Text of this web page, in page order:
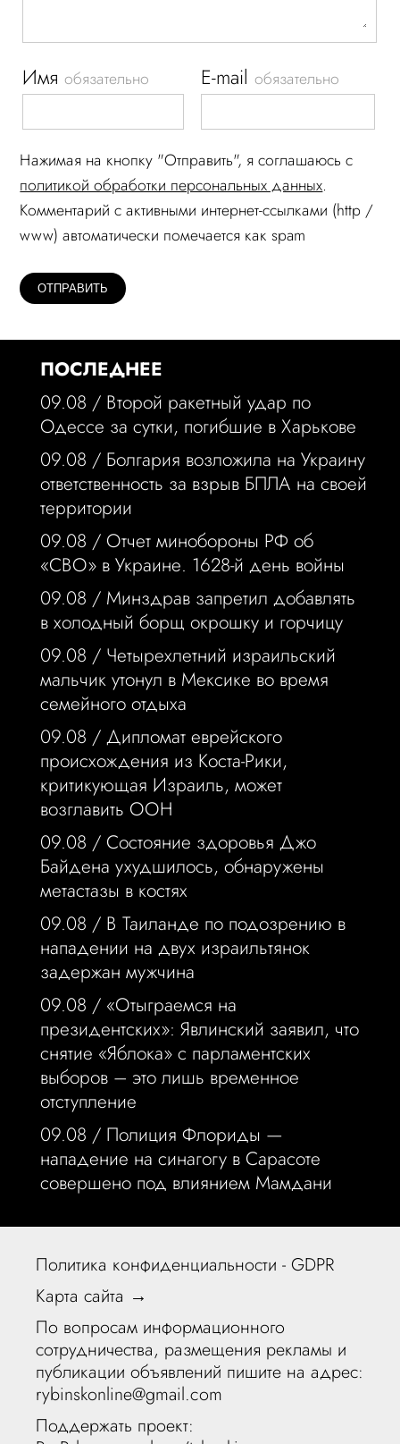
Имяобязательно E-mailобязательно
Нажимая на кнопку "Отправить", я соглашаюсь c
политикой обработки персональных данных.
Комментарий c активными интернет-ссылками (http /
www) автоматически помечается как spam
ПОСЛЕДНЕЕ
09.08 / Второй ракетный удар по
Одессе за сутки, погибшие в Харькове
09.08 / Болгария возложила на Украину
ответственность за взрыв БПЛА на своей
территории
09.08 / Отчет минобороны РФ об
«СВО» в Украине. 1628-й день войны
09.08 / Минздрав запретил добавлять
в холодный борщ окрошку и горчицу
09.08 / Четырехлетний израильский
мальчик утонул в Мексике во время
семейного отдыха
09.08 / Дипломат еврейского
происхождения из Коста-Рики,
критикующая Израиль, может
возглавить ООН
09.08 / Состояние здоровья Джо
Байдена ухудшилось, обнаружены
метастазы в костях
09.08 / В Таиланде по подозрению в
нападении на двух израильтянок
задержан мужчина
09.08 / «Отыграемся на
президентских»: Явлинский заявил, что
снятие «Яблока» с парламентских
выборов – это лишь временное
отступление
09.08 / Полиция Флориды —
нападение на синагогу в Сарасоте
совершено под влиянием Мамдани
Политика конфиденциальности - GDPR
Карта сайта →
По вопросам информационного
сотрудничества, размещения рекламы и
публикации объявлений пишите на адрес:
rybinskonline@gmail.com
Поддержать проект: